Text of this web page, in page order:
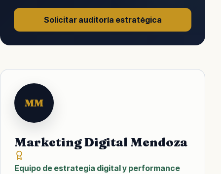
Solicitar auditoría estratégica
MM
Marketing Digital Mendoza
Equipo de estrategia digital y performance